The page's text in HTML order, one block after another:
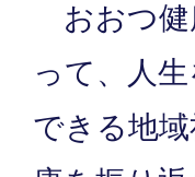
おおつ健
って、人
できる地